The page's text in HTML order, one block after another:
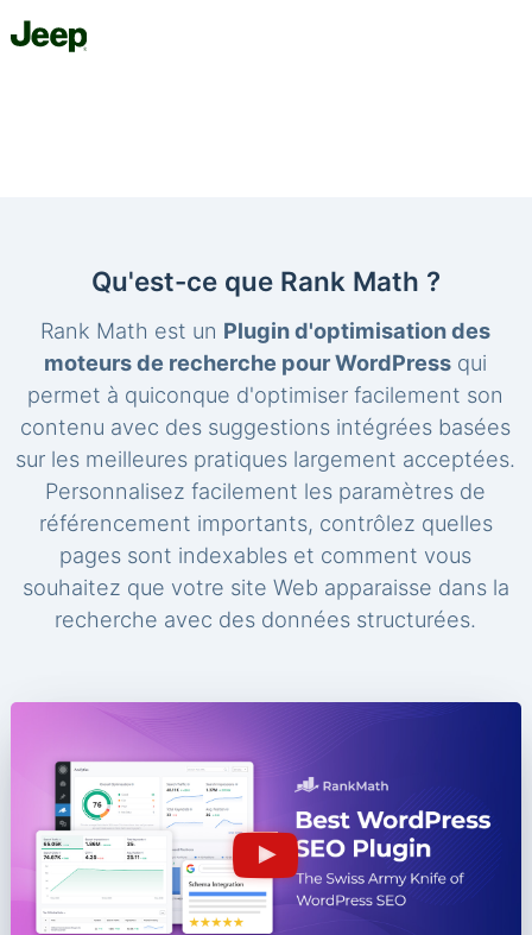
Qu'est-ce que Rank Math ?
Rank Math est un Plugin d'optimisation des
moteurs de recherche pour WordPress qui
permet à quiconque d'optimiser facilement son
contenu avec des suggestions intégrées basées
sur les meilleures pratiques largement acceptées.
Personnalisez facilement les paramètres de
référencement importants, contrôlez quelles
pages sont indexables et comment vous
souhaitez que votre site Web apparaisse dans la
recherche avec des données structurées.